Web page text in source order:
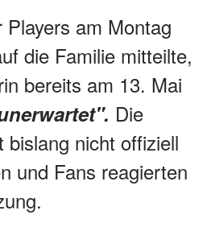
am Montag
die Familie mitteilte,
bereits am 13. Mai
Die
bislang nicht offiziell
und Fans reagierten